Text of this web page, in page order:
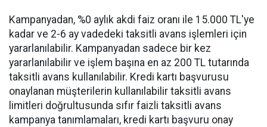
Kampanyadan, %0 aylık akdi faiz oranı ile 15.000 TL'ye
kadar ve 2-6 ay vadedeki taksitli avans işlemleri için
yararlanılabilir. Kampanyadan sadece bir kez
yararlanılabilir ve işlem başına en az 200 TL tutarında
taksitli avans kullanılabilir. Kredi kartı başvurusu
onaylanan müşterilerin kullanılabilir taksitli avans
limitleri doğrultusunda sıfır faizli taksitli avans
kampanya tanımlamaları, kredi kartı başvuru onay